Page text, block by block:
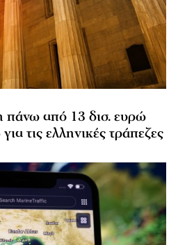
πάνω από 13 δισ. ευρώ
τις ελληνικές τράπεζες